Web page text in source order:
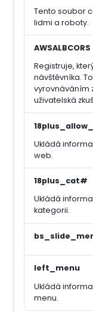
Tento soubor
lidmi a roboty.
AWSALBCORS
Registruje,
návštěvníka.
vyrovnáváním
uživatelská
Ukládá
web.
18plus_cat#
Ukládá
kategorii.
left_menu
Ukládá
menu.